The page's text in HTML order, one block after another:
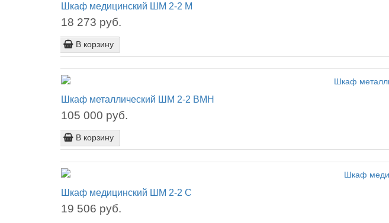
Шкаф медицинский ШМ 2-2 М
18 273 руб.
В корзину
Шкаф металлический ШМ 2-2 ВМН
105 000 руб.
В корзину
Шкаф медицинский ШМ 2-2 С
19 506 руб.